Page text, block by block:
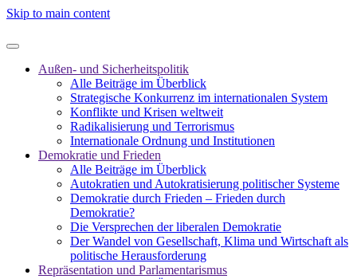
Skip to main content
Außen- und Sicherheitspolitik
Alle Beiträge im Überblick
Strategische Konkurrenz im internationalen System
Konflikte und Krisen weltweit
Radikalisierung und Terrorismus
Internationale Ordnung und Institutionen
Demokratie und Frieden
Alle Beiträge im Überblick
Autokratien und Autokratisierung politischer Systeme
Demokratie durch Frieden – Frieden durch
Demokratie?
Die Versprechen der liberalen Demokratie
Der Wandel von Gesellschaft, Klima und Wirtschaft als
politische Herausforderung
Repräsentation und Parlamentarismus